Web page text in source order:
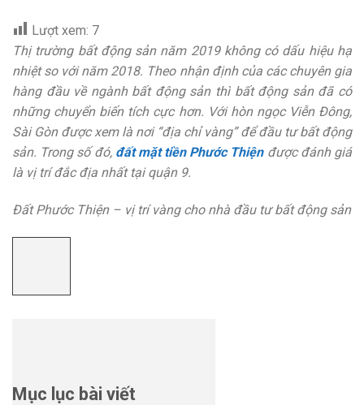
Lượt xem: 7
Thị trường bất động sản năm 2019 không có dấu hiệu hạ
nhiệt so với năm 2018. Theo nhận định của các chuyên gia
hàng đầu về ngành bất động sản thì bất động sản đã có
những chuyển biến tích cực hơn. Với hòn ngọc Viễn Đông,
Sài Gòn được xem là nơi “địa chỉ vàng” để đầu tư bất động
sản. Trong số đó, đất mặt tiền Phước Thiệnđược đánh giá
là vị trí đắc địa nhất tại quận 9.
Đất Phước Thiện – vị trí vàng cho nhà đầu tư bất động sản
Mục lục bài viết